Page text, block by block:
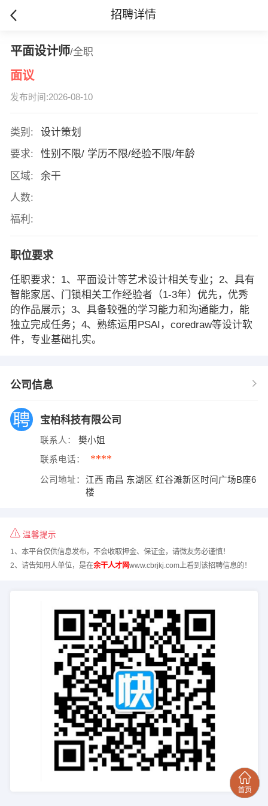
招聘详情
平面设计师/全职
面议
发布时间:2026-08-10
类别:
设计策划
要求:
性别不限/ 学历不限/经验不限/年龄
区域:
余干
人数:
福利:
职位要求
任职要求：1、平面设计等艺术设计相关专业；2、具有
智能家居、门锁相关工作经验者（1-3年）优先，优秀
的作品展示；3、具备较强的学习能力和沟通能力，能
独立完成任务；4、熟练运用PSAI，coredraw等设计软
件，专业基础扎实。
公司信息
宝柏科技有限公司
联系人： 樊小姐
联系电话： ****
公司地址：
江西 南昌 东湖区 红谷滩新区时间广场B座6
楼
温馨提示
1、本平台仅供信息发布，不会收取押金、保证金，请微友务必谨慎！
2、请告知用人单位，是在余干人才网www.cbrjkj.com上看到该招聘信息的！